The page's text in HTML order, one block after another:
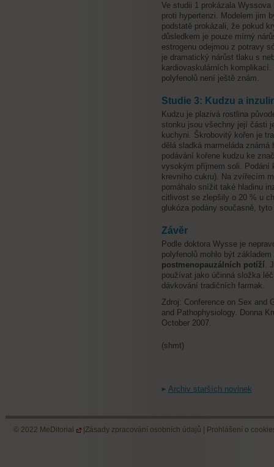
Ve studii 1 prokázala
proti hypertenzi. Modelem jim
podstatě prokázali, že pokud
důsledkem je pouze mírný
estrogenu odejmou z potravy
je dramatický nárůst tlaku s
kardiovaskulárních
polyfenolů není ještě znám.
Studie 3: Kudzu a
Kudzu je plazivá rostlina
stonku jsou všechny její části
kuchyni. Škrobovitý kořen je
dělá sladká marmeláda
podávání kořene kudzu ke
vysokým příjmem soli. Podání
krevního cukru). Na zvířecím
pomáhalo snížit také hladinu
citlivost se zlepšily o 20 % u
glukóza podány současně,
Závěr
Podle doktora Wysse je
polyfenolů mohlo být
postmenopauzálních potíží.
používat jako účinná složka
dávkování tradičních farmak.
Zdroj: Conference on Sex and
and Pathophysiology. Donna
October 2007.
(shmt)
Archiv starších novinek
© 2022 MeDitorial | Zásady zpracování osobních údajů Prohlášení o